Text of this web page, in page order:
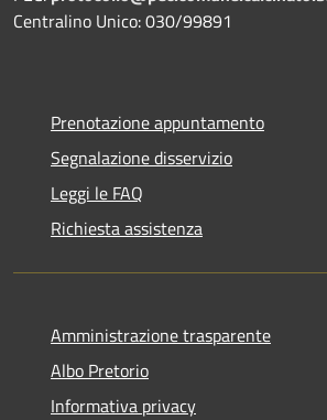
Centralino Unico: 030/99891
Prenotazione appuntamento
Segnalazione disservizio
Leggi le FAQ
Richiesta assistenza
Amministrazione trasparente
Albo Pretorio
Informativa privacy